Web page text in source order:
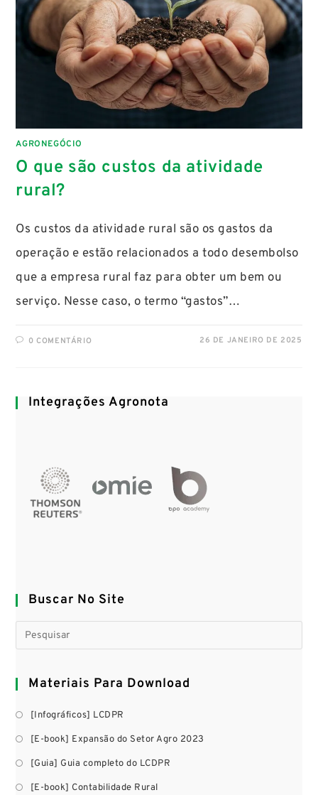
AGRONEGÓCIO
O que são custos da atividade
rural?
Os custos da atividade rural são os gastos da
operação e estão relacionados a todo desembolso
que a empresa rural faz para obter um bem ou
serviço. Nesse caso, o termo “gastos”…
0 COMENTÁRIO 26 DE JANEIRO DE 2025
Integrações Agronota
Buscar No Site
Materiais Para Download
[Infográficos] LCDPR
[E-book] Expansão do Setor Agro 2023
[Guia] Guia completo do LCDPR
[E-book] Contabilidade Rural